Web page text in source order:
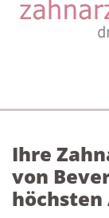
Ihre
von
höchsten